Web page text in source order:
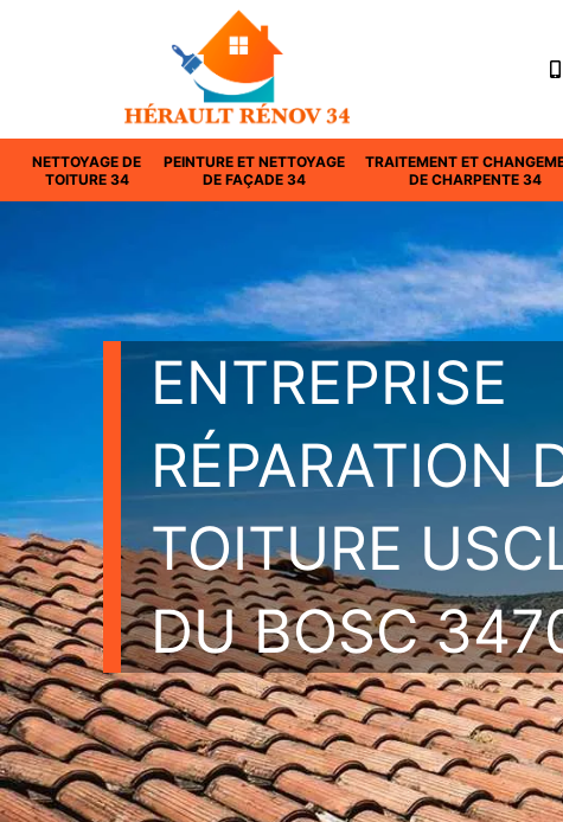
NETTOYAGE DE
TOITURE 34
PEINTURE ET NETTOYAGE
DE FAÇADE 34
TRAITEMENT ET
DE CHARPENTE 34
ENTREPRISE
RÉPARATION
TOITURE
DU BOSC